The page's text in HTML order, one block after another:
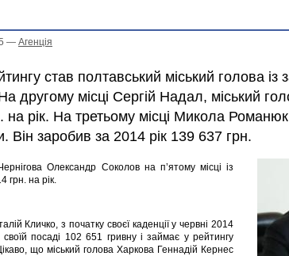
— Агенцiя
став полтавський міський голова із
другому місці Сергій Надал, міський
на рік. На третьому місці Микола
Він заробив за 2014 рік 139 637 грн.
Олександр Соколов на п’ятому місці із
грн. на рік.
Кличко, з початку своєї каденції у червні 2014
посаді 102 651 гривну і займає у рейтингу
що міський голова Харкова Геннадій Кернес